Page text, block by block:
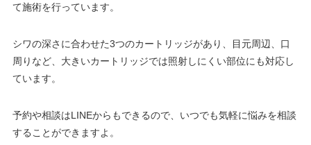
て施術を行っています。
シワの深さに合わせた3つのカートリッジがあり、目元周辺、口
周りなど、大きいカートリッジでは照射しにくい部位にも対応し
ています。
予約や相談はLINEからもできるので、いつでも気軽に悩みを相談
することができますよ。